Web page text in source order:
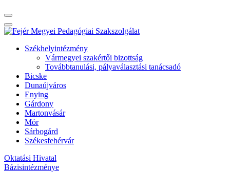
Székhelyintézmény
Vármegyei szakértői bizottság
Továbbtanulási, pályaválasztási tanácsadó
Bicske
Dunaújváros
Enying
Gárdony
Martonvásár
Mór
Sárbogárd
Székesfehérvár
Oktatási Hivatal
Bázisintézménye